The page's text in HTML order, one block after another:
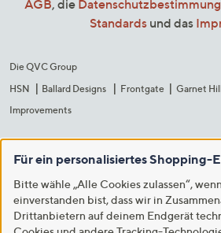
AGB, die
Standards und das
Die QVC Group
HSN
Ballard Designs Frontgate Garnet Hill
Improvements
Für ein personalisiertes Shopping-
Bitte wähle „Alle Cookies zulassen“,
einverstanden bist, dass wir in
Drittanbietern auf deinem Endgerät